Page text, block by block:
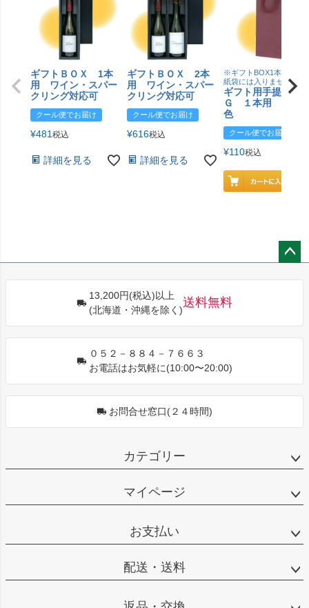
ギフトＢＯＸ 1本
用 ワイン・スパー
クリング対応可
クール便でお届け
¥481 税込
詳細を見る
ギフトＢＯＸ 2本
用 ワイン・スパー
クリング対応可
クール便でお届け
¥616税込
詳細を見る
※ギフトBOX1本用はこ
紙袋には入りません
ギフト用手提げＢ
Ｇ １本用 エン
色
クール便でお届け
¥110税込
13,200円(税込)以上
(北海道・沖縄を除く)
送料無料
０５２－８８４－７６６３
お電話はお気軽に(10:00〜20:00)
お問合せ窓口(２４時間)
カテゴリー
マイページ
お支払い
配送・送料